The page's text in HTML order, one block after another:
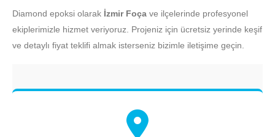
Diamond epoksi olarak İzmir Foça ve ilçelerinde profesyonel
ekiplerimizle hizmet veriyoruz. Projeniz için ücretsiz yerinde keşif
ve detaylı fiyat teklifi almak isterseniz bizimle iletişime geçin.